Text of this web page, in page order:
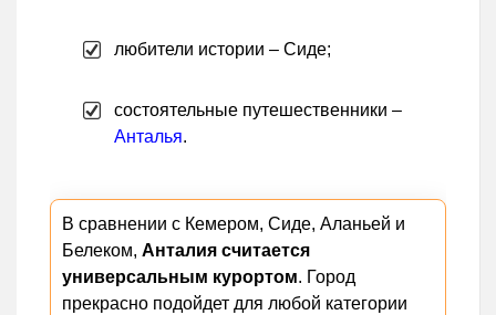
любители истории – Сиде;
состоятельные путешественники –
Анталья.
В сравнении с Кемером, Сиде, Аланьей и
Белеком, Анталия считается
универсальным курортом. Город
прекрасно подойдет для любой категории